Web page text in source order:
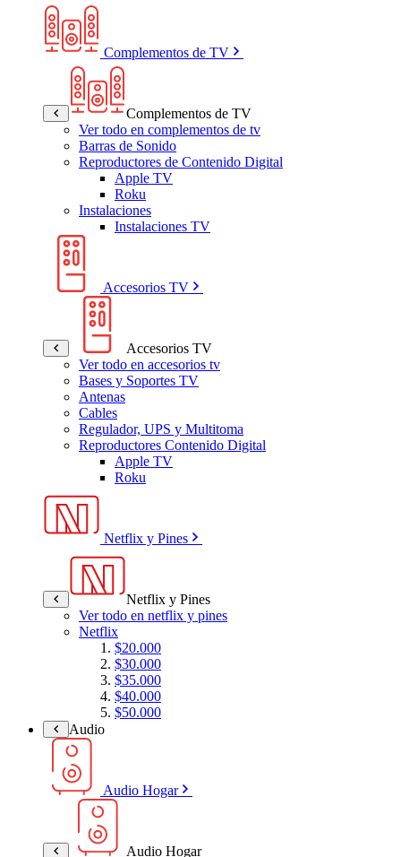
Complementos de TV
Complementos de TV
Ver todo en complementos de tv
Barras de Sonido
Reproductores de Contenido Digital
Apple TV
Roku
Instalaciones
Instalaciones TV
Accesorios TV
Accesorios TV
Ver todo en accesorios tv
Bases y Soportes TV
Antenas
Cables
Regulador, UPS y Multitoma
Reproductores Contenido Digital
Apple TV
Roku
Netflix y Pines
Netflix y Pines
Ver todo en netflix y pines
Netflix
$20.000
$30.000
$35.000
$40.000
$50.000
Audio
Audio Hogar
Audio Hogar